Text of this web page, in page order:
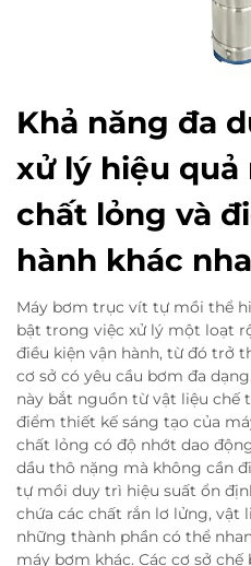
Khả năng đa
xử lý hiệu quả
chất lỏng và
hành khác
Máy bơm trục vít tự mồi thể
bật trong việc xử lý một loạt
điều kiện vận hành, từ đó trở
cơ sở có yêu cầu bơm đa
này bắt nguồn từ vật liệu chế
điểm thiết kế sáng tạo của
chất lỏng có độ nhớt dao
dầu thô nặng mà không cần
tự mồi duy trì hiệu suất ổn
chứa các chất rắn lơ lửng,
những thành phần có thể
máy bơm khác. Các cơ sở